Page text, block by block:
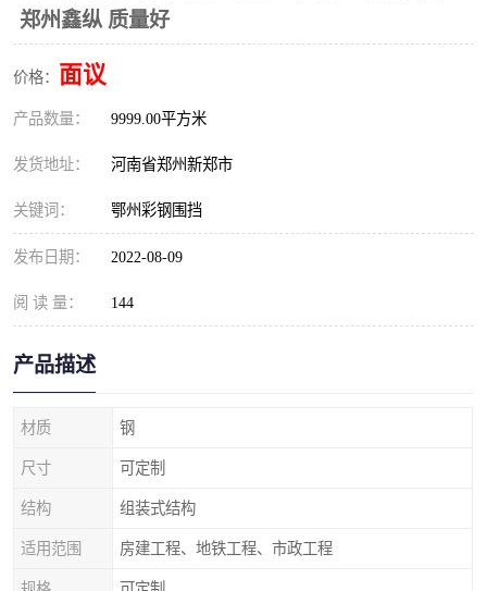
郑州鑫纵 质量好
价格： 面议
产品数量： 9999.00平方米
发货地址： 河南省郑州新郑市
关键词： 鄂州彩钢围挡
发布日期： 2022-08-09
阅 读 量： 144
产品描述
材质 钢
尺寸 可定制
结构 组装式结构
适用范围 房建工程、地铁工程、市政工程